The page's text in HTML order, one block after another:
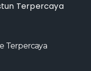
Terpercaya
Terpercaya